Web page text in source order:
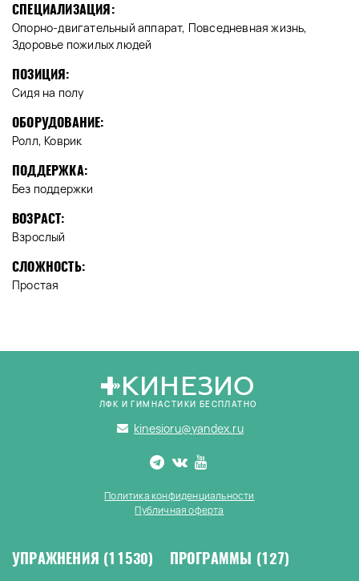
СПЕЦИАЛИЗАЦИЯ:
Опорно-двигательный аппарат, Повседневная жизнь,
Здоровье пожилых людей
ПОЗИЦИЯ:
Сидя на полу
ОБОРУДОВАНИЕ:
Ролл, Коврик
ПОДДЕРЖКА:
Без поддержки
ВОЗРАСТ:
Взрослый
СЛОЖНОСТЬ:
Простая
КИНЕЗИО
ЛФК И ГИМНАСТИКИ БЕСПЛАТНО
kinesioru@yandex.ru
Политика конфиденциальности
Публичная оферта
УПРАЖНЕНИЯ (11530) ПРОГРАММЫ (127)